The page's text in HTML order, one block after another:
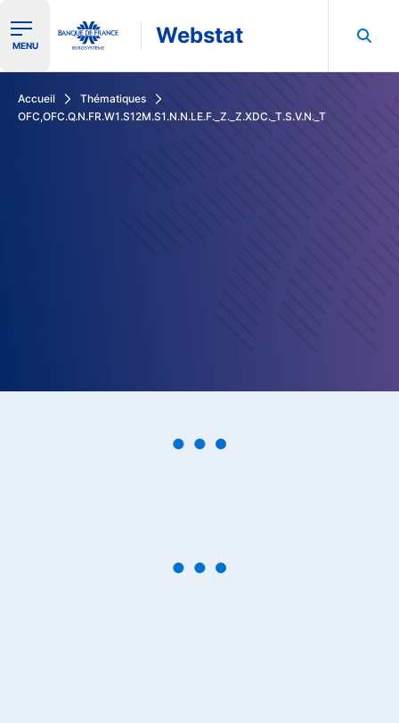
Ouvrir le menu de navigation
MENU Webstat
Accueil
Thématiques
OFC,OFC.Q.N.FR.W1.S12M.S1.N.N.LE.F._Z._Z.XDC._T.S.V.N._T